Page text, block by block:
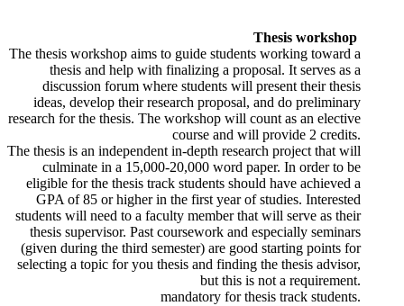
Thesis workshop
The thesis workshop aims to guide students working toward a
thesis and help with finalizing a proposal. It serves as a
discussion forum where students will present their thesis
ideas, develop their research proposal, and do preliminary
research for the thesis. The workshop will count as an elective
course and will provide 2 credits.
The thesis is an independent in-depth research project that will
culminate in a 15,000-20,000 word paper. In order to be
eligible for the thesis track students should have achieved a
GPA of 85 or higher in the first year of studies. Interested
students will need to a faculty member that will serve as their
thesis supervisor. Past coursework and especially seminars
(given during the third semester) are good starting points for
selecting a topic for you thesis and finding the thesis advisor,
but this is not a requirement.
​mandatory for thesis track students.